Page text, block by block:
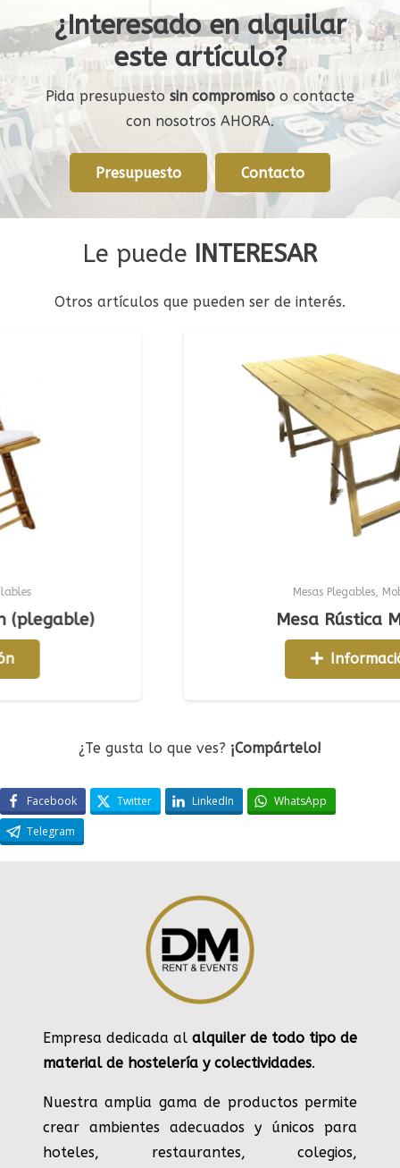
¿Interesado en alquilar
este artículo?
Pida presupuesto sin compromiso o contacte
con nosotros AHORA.
Presupuesto Contacto
Le puede INTERESAR
Otros artículos que pueden ser de interés.
Mesas Plegables,Mobiliario
Mesa Rústica
Información
¿Te gusta lo que ves? ¡Compártelo!
Facebook Twitter LinkedIn
WhatsApp
Telegram
Empresa dedicada al alquiler de todo tipo de
material de hostelería y colectividades.
Nuestra amplia gama de productos permite
crear ambientes adecuados y únicos para
hoteles, restaurantes, colegios,